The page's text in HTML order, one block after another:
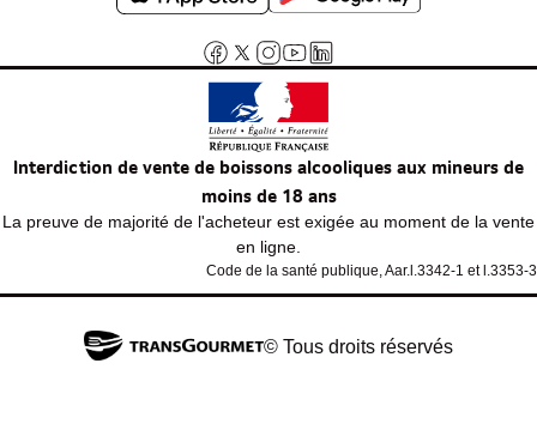
Interdiction de vente de boissons alcooliques aux mineurs de
moins de 18 ans
La preuve de majorité de l'acheteur est exigée au moment de la vente
en ligne.
Code de la santé publique, Aar.l.3342-1 et l.3353-3
© Tous droits réservés